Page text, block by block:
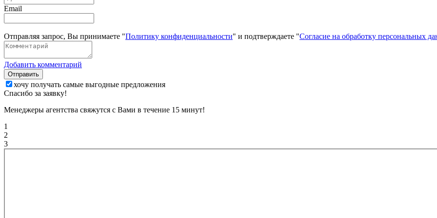
Email
Отправляя запрос, Вы принимаете "Политику конфиденциальности" и подтверждаете "Согласие на обработку персональных
Добавить комментарий
Отправить
хочу получать самые выгодные предложения
Спасибо за заявку!
Менеджеры агентства свяжутся с Вами в течение 15 минут!
1
2
3